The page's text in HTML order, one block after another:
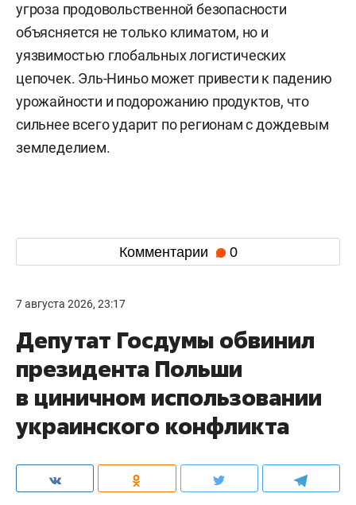
угроза продовольственной безопасности
объясняется не только климатом, но и
уязвимостью глобальных логистических
цепочек. Эль-Ниньо может привести к падению
урожайности и подорожанию продуктов, что
сильнее всего ударит по регионам с дождевым
земледелием.
Комментарии 0
7 августа 2026, 23:17
Депутат Госдумы обвинил
президента Польши
в циничном использовании
украинского конфликта